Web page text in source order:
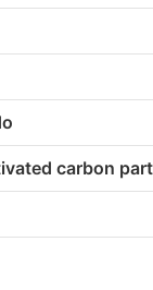
carbon